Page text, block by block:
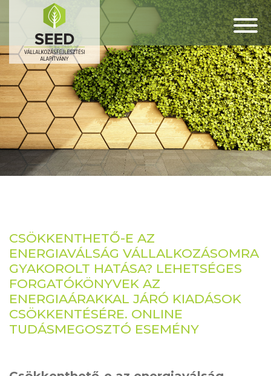
CSÖKKENTHETŐ-E AZ
ENERGIAVÁLSÁG VÁLLALKOZÁSOMRA
GYAKOROLT HATÁSA? LEHETSÉGES
FORGATÓKÖNYVEK AZ
ENERGIAÁRAKKAL JÁRÓ KIADÁSOK
CSÖKKENTÉSÉRE. ONLINE
TUDÁSMEGOSZTÓ ESEMÉNY